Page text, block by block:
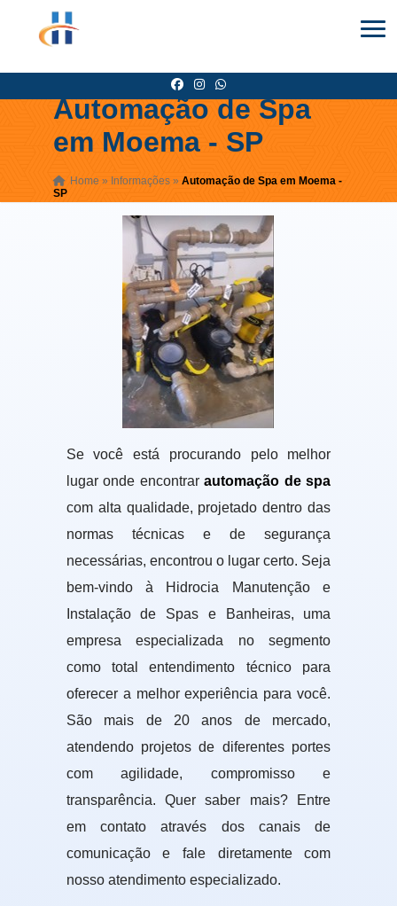
Automação de Spa
em Moema - SP
Home » Informações » Automação de Spa em Moema -
SP
Se você está procurando pelo melhor
lugar onde encontrarautomação de spa
com alta qualidade, projetado dentro das
normas técnicas e de segurança
necessárias, encontrou o lugar certo. Seja
bem-vindo à Hidrocia Manutenção e
Instalação de Spas e Banheiras, uma
empresa especializada no segmento
como total entendimento técnico para
oferecer a melhor experiência para você.
São mais de 20 anos de mercado,
atendendo projetos de diferentes portes
com agilidade, compromisso e
transparência. Quer saber mais? Entre
em contato através dos canais de
comunicação e fale diretamente com
nosso atendimento especializado.